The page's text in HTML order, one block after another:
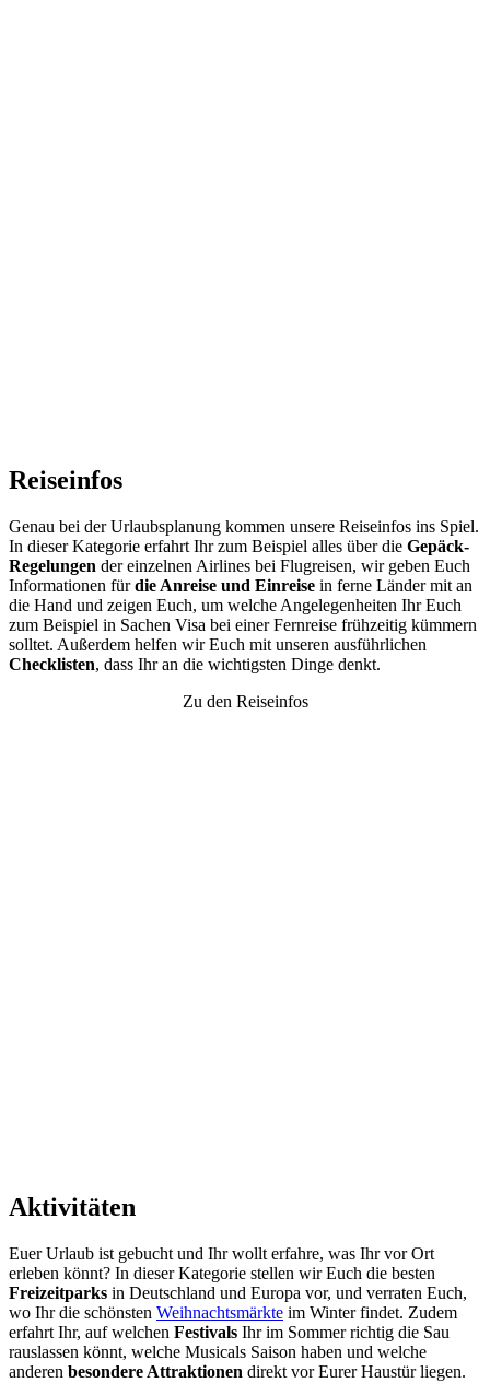
Reiseinfos
Genau bei der Urlaubsplanung kommen unsere Reiseinfos ins Spiel.
In dieser Kategorie erfahrt Ihr zum Beispiel alles über die Gepäck-
Regelungen der einzelnen Airlines bei Flugreisen, wir geben Euch
Informationen fürdie Anreise und Einreise in ferne Länder mit an
die Hand und zeigen Euch, um welche Angelegenheiten Ihr Euch
zum Beispiel in Sachen Visa bei einer Fernreise frühzeitig kümmern
solltet. Außerdem helfen wir Euch mit unseren ausführlichen
Checklisten, dass Ihr an die wichtigsten Dinge denkt.
Zu den Reiseinfos
Aktivitäten
Euer Urlaub ist gebucht und Ihr wollt erfahre, was Ihr vor Ort
erleben könnt? In dieser Kategorie stellen wir Euch die besten
Freizeitparks in Deutschland und Europa vor, und verraten Euch,
wo Ihr die schönsten Weihnachtsmärkte im Winter findet. Zudem
erfahrt Ihr, auf welchen Festivals Ihr im Sommer richtig die Sau
rauslassen könnt, welche Musicals Saison haben und welche
anderen besondere Attraktionen direkt vor Eurer Haustür liegen.